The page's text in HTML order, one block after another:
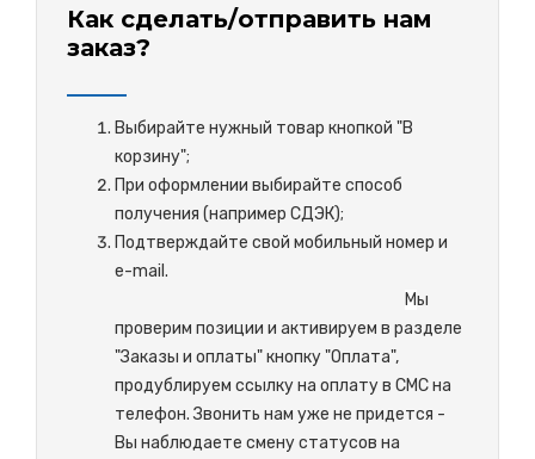
Как сделать/отправить нам
заказ?
Выбирайте нужный товар кнопкой "В
корзину";
При оформлении выбирайте способ
получения (например СДЭК);
Подтверждайте свой мобильный номер и
e-mail.
Мы
проверим позиции и активируем в разделе
"Заказы и оплаты" кнопку "Оплата",
продублируем ссылку на оплату в СМС на
телефон. Звонить нам уже не придется -
Вы наблюдаете смену статусов на